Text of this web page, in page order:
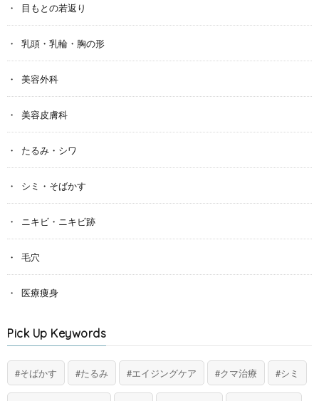
目もとの若返り
乳頭・乳輪・胸の形
美容外科
美容皮膚科
たるみ・シワ
シミ・そばかす
ニキビ・ニキビ跡
毛穴
医療痩身
Pick Up Keywords
そばかす たるみ エイジングケア クマ治療 シミ